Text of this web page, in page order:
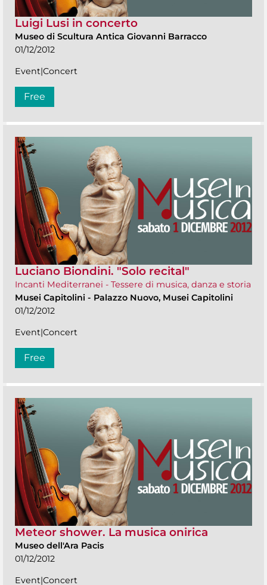
Luigi Lusi in concerto
Museo di Scultura Antica Giovanni Barracco
01/12/2012
Event|Concert
Free
Luciano Biondini. "Solo recital"
Incanti Mediterranei - Tessere di musica, danza e storia
Musei Capitolini - Palazzo Nuovo, Musei Capitolini
01/12/2012
Event|Concert
Free
Meteor shower. La musica onirica
Museo dell'Ara Pacis
01/12/2012
Event|Concert